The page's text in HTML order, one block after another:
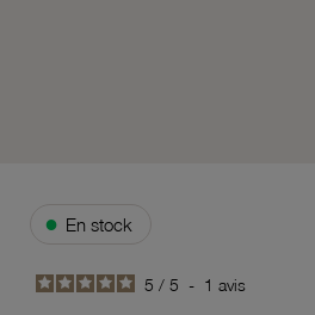
● En stock
5 / 5 - 1 avis